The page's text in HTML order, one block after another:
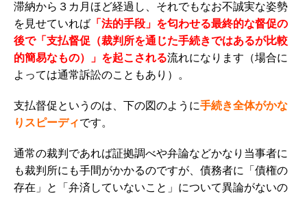
滞納から３カ月ほど経過し、それでもなお不誠実な姿勢
を見せていれば 「法的手段」を匂わせる最終的な督促の
後で「支払督促（裁判所を通じた手続きではあるが比較
的簡易なもの）」を起こされる流れになります（場合に
よっては通常訴訟のこともあり）。
支払督促というのは、下の図のように手続き全体がかな
りスピーディです。
通常の裁判であれば証拠調べや弁論などかなり当事者に
も裁判所にも手間がかかるのですが、債務者に「債権の
存在」と「弁済していないこと」について異論がないの